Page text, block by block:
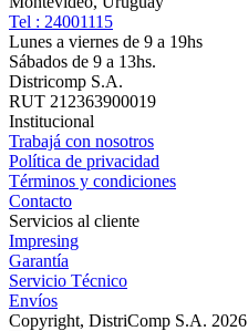
Tel : 24001115
Lunes a viernes de 9 a 19hs
Sábados de 9 a 13hs.
Districomp S.A.
RUT 212363900019
Institucional
Trabajá con nosotros
Política de privacidad
Términos y condiciones
Contacto
Servicios al cliente
Impresing
Garantía
Servicio Técnico
Envíos
Copyright, DistriComp S.A. 2026